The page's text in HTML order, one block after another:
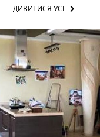
ДИВИТИСЯ УСІ